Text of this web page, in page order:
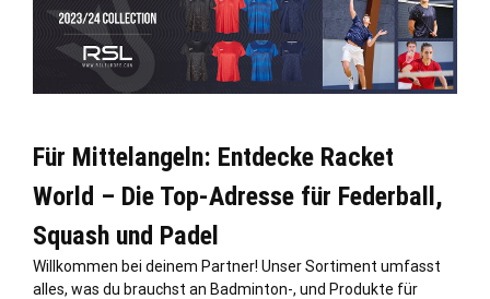
Für Mittelangeln: Entdecke Racket
World – Die Top-Adresse für Federball,
Squash und Padel
Willkommen bei deinem Partner! Unser Sortiment umfasst
alles, was du brauchst an Badminton-, und Produkte für